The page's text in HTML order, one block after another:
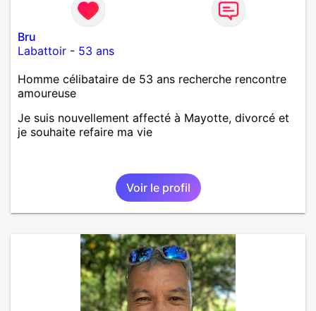
Bru
Labattoir - 53 ans
Homme célibataire de 53 ans recherche rencontre
amoureuse
Je suis nouvellement affecté à Mayotte, divorcé et
je souhaite refaire ma vie
Voir le profil